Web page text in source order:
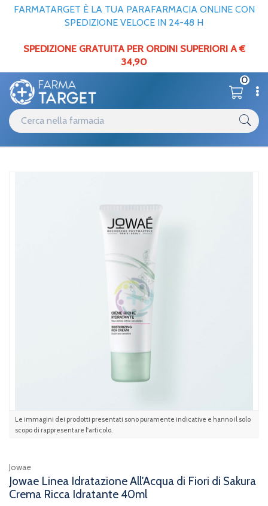
FARMATARGET È LA TUA PARAFARMACIA ONLINE CON
SPEDIZIONE VELOCE IN 24-48 H
SPEDIZIONE GRATUITA PER ORDINI SUPERIORI A €
34,90
0
Le immagini dei prodotti presentati sono puramente indicative e hanno il solo
scopo di rappresentare l'articolo.
Jowae
Jowae Linea Idratazione All'Acqua di Fiori di Sakura
Crema Ricca Idratante 40ml